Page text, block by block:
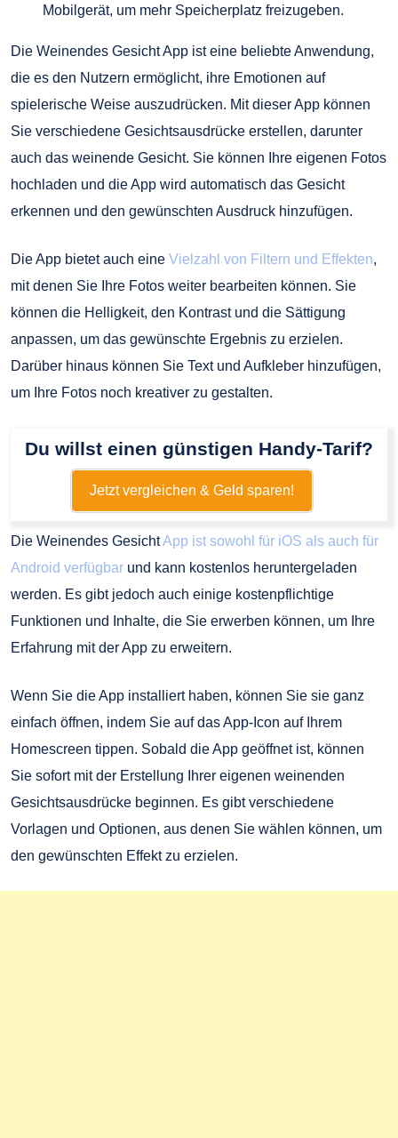
Mobilgerät, um mehr Speicherplatz freizugeben.
Die Weinendes Gesicht App ist eine beliebte Anwendung,
die es den Nutzern ermöglicht, ihre Emotionen auf
spielerische Weise auszudrücken. Mit dieser App können
Sie verschiedene Gesichtsausdrücke erstellen, darunter
auch das weinende Gesicht. Sie können Ihre eigenen Fotos
hochladen und die App wird automatisch das Gesicht
erkennen und den gewünschten Ausdruck hinzufügen.
Die App bietet auch eine Vielzahl von Filtern und Effekten,
mit denen Sie Ihre Fotos weiter bearbeiten können. Sie
können die Helligkeit, den Kontrast und die Sättigung
anpassen, um das gewünschte Ergebnis zu erzielen.
Darüber hinaus können Sie Text und Aufkleber hinzufügen,
um Ihre Fotos noch kreativer zu gestalten.
Du willst einen günstigen Handy-Tarif?
Jetzt vergleichen & Geld sparen!
Die Weinendes GesichtApp ist sowohl für iOS als auch für
Android verfügbar und kann kostenlos heruntergeladen
werden. Es gibt jedoch auch einige kostenpflichtige
Funktionen und Inhalte, die Sie erwerben können, um Ihre
Erfahrung mit der App zu erweitern.
Wenn Sie die App installiert haben, können Sie sie ganz
einfach öffnen, indem Sie auf das App-Icon auf Ihrem
Homescreen tippen. Sobald die App geöffnet ist, können
Sie sofort mit der Erstellung Ihrer eigenen weinenden
Gesichtsausdrücke beginnen. Es gibt verschiedene
Vorlagen und Optionen, aus denen Sie wählen können, um
den gewünschten Effekt zu erzielen.